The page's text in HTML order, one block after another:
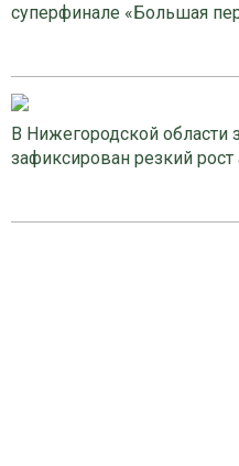
суперфинале «Большая
В Нижегородской области
зафиксирован резкий